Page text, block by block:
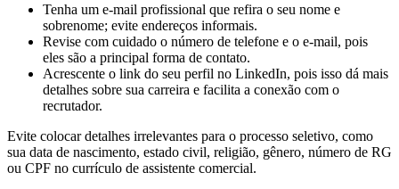
Tenha um e-mail profissional que refira o seu nome e
sobrenome; evite endereços informais.
Revise com cuidado o número de telefone e o e-mail, pois
eles são a principal forma de contato.
Acrescente o link do seu perfil no LinkedIn, pois isso dá mais
detalhes sobre sua carreira e facilita a conexão com o
recrutador.
Evite colocar detalhes irrelevantes para o processo seletivo, como
sua data de nascimento, estado civil, religião, gênero, número de RG
ou CPF no currículo de assistente comercial.